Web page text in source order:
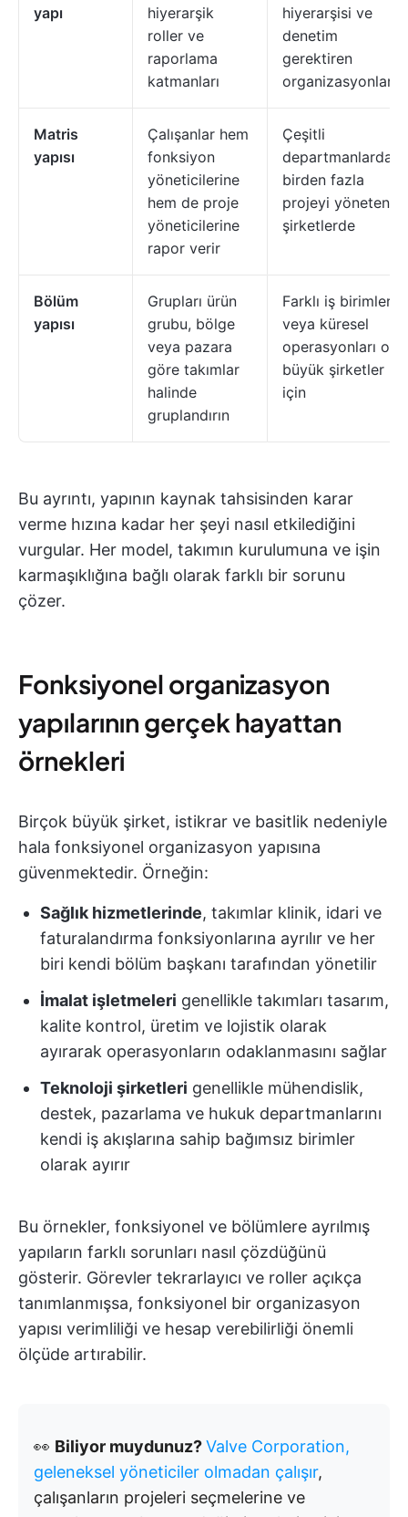
yapı
hiyerarşik
roller ve
raporlama
katmanları
hiyerarşisi ve
denetim
gerektiren
Matris
yapısı
Çalışanlar hem
fonksiyon
yöneticilerine
hem de proje
yöneticilerine
rapor verir
Çeşitli
departmanlarda
birden fazla
projeyi yöneten
şirketlerde
Bölüm
yapısı
Grupları ürün
grubu, bölge
veya pazara
göre takımlar
halinde
gruplandırın
Farklı iş birimleri
veya küresel
operasyonları
büyük şirketler
için
Bu ayrıntı, yapının kaynak tahsisinden karar
verme hızına kadar her şeyi nasıl etkilediğini
vurgular. Her model, takımın kurulumuna ve işin
karmaşıklığına bağlı olarak farklı bir sorunu
çözer.
Fonksiyonel organizasyon
yapılarının gerçek hayattan
örnekleri
Birçok büyük şirket, istikrar ve basitlik nedeniyle
hala fonksiyonel organizasyon yapısına
güvenmektedir. Örneğin:
Sağlık hizmetlerinde, takımlar klinik, idari ve
faturalandırma fonksiyonlarına ayrılır ve her
biri kendi bölüm başkanı tarafından yönetilir
İmalat işletmeleri genellikle takımları tasarım,
kalite kontrol, üretim ve lojistik olarak
ayırarak operasyonların odaklanmasını sağlar
Teknoloji şirketleri genellikle mühendislik,
destek, pazarlama ve hukuk departmanlarını
kendi iş akışlarına sahip bağımsız birimler
olarak ayırır
Bu örnekler, fonksiyonel ve bölümlere ayrılmış
yapıların farklı sorunları nasıl çözdüğünü
gösterir. Görevler tekrarlayıcı ve roller açıkça
tanımlanmışsa, fonksiyonel bir organizasyon
yapısı verimliliği ve hesap verebilirliği önemli
ölçüde artırabilir.
👀 Biliyor muydunuz?Valve Corporation,
geleneksel yöneticiler olmadan çalışır,
çalışanların projeleri seçmelerine ve